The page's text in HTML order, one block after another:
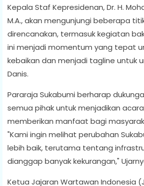
Kepala Staf Kepresidenan, Dr. H.
M.A., akan mengunjungi beberapa
direncanakan, termasuk kegiatan
ini menjadi momentum yang tepat
kebaikan dan menjadi tagline untuk
Danis.
Pararaja Sukabumi berharap
semua pihak untuk menjadikan
memberikan manfaat bagi
"Kami ingin melihat perubahan
lebih baik, terutama tentang
dianggap banyak kekurangan,"
Ketua Jajaran Wartawan Indonesia